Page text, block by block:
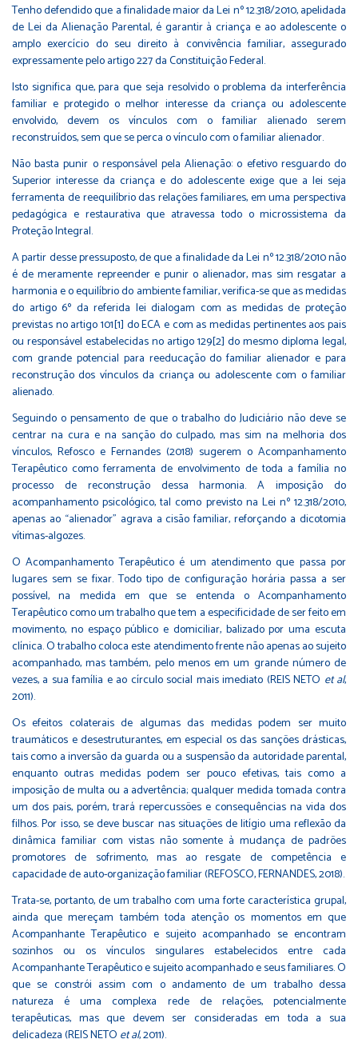
Tenho defendido que a finalidade maior da Lei nº 12.318/2010, apelidada
de Lei da Alienação Parental, é garantir à criança e ao adolescente o
amplo exercício do seu direito à convivência familiar, assegurado
expressamente pelo artigo 227 da Constituição Federal.
Isto significa que, para que seja resolvido o problema da interferência
familiar e protegido o melhor interesse da criança ou adolescente
envolvido, devem os vínculos com o familiar alienado serem
reconstruídos, sem que se perca o vínculo com o familiar alienador.
Não basta punir o responsável pela Alienação: o efetivo resguardo do
Superior interesse da criança e do adolescente exige que a lei seja
ferramenta de reequilíbrio das relações familiares, em uma perspectiva
pedagógica e restaurativa que atravessa todo o microssistema da
Proteção Integral.
A partir desse pressuposto, de que a finalidade da Lei nº 12.318/2010 não
é de meramente repreender e punir o alienador, mas sim resgatar a
harmonia e o equilíbrio do ambiente familiar, verifica-se que as medidas
do artigo 6º da referida lei dialogam com as medidas de proteção
previstas no artigo 101[1] do ECA e com as medidas pertinentes aos pais
ou responsável estabelecidas no artigo 129[2] do mesmo diploma legal,
com grande potencial para reeducação do familiar alienador e para
reconstrução dos vínculos da criança ou adolescente com o familiar
alienado.
Seguindo o pensamento de que o trabalho do Judiciário não deve se
centrar na cura e na sanção do culpado, mas sim na melhoria dos
vínculos, Refosco e Fernandes (2018) sugerem o Acompanhamento
Terapêutico como ferramenta de envolvimento de toda a família no
processo de reconstrução dessa harmonia. A imposição do
acompanhamento psicológico, tal como previsto na Lei nº 12.318/2010,
apenas ao “alienador” agrava a cisão familiar, reforçando a dicotomia
vítimas-algozes.
O Acompanhamento Terapêutico é um atendimento que passa por
lugares sem se fixar. Todo tipo de configuração horária passa a ser
possível, na medida em que se entenda o Acompanhamento
Terapêutico como um trabalho que tem a especificidade de ser feito em
movimento, no espaço público e domiciliar, balizado por uma escuta
clínica. O trabalho coloca este atendimento frente não apenas ao sujeito
acompanhado, mas também, pelo menos em um grande número de
vezes, a sua família e ao círculo social mais imediato (REIS NETO et al,
2011).
Os efeitos colaterais de algumas das medidas podem ser muito
traumáticos e desestruturantes, em especial os das sanções drásticas,
tais como a inversão da guarda ou a suspensão da autoridade parental,
enquanto outras medidas podem ser pouco efetivas, tais como a
imposição de multa ou a advertência; qualquer medida tomada contra
um dos pais, porém, trará repercussões e consequências na vida dos
filhos. Por isso, se deve buscar nas situações de litígio uma reflexão da
dinâmica familiar com vistas não somente à mudança de padrões
promotores de sofrimento, mas ao resgate de competência e
capacidade de auto-organização familiar (REFOSCO, FERNANDES, 2018).
Trata-se, portanto, de um trabalho com uma forte característica grupal,
ainda que mereçam também toda atenção os momentos em que
Acompanhante Terapêutico e sujeito acompanhado se encontram
sozinhos ou os vínculos singulares estabelecidos entre cada
Acompanhante Terapêutico e sujeito acompanhado e seus familiares. O
que se constrói assim com o andamento de um trabalho dessa
natureza é uma complexa rede de relações, potencialmente
terapêuticas, mas que devem ser consideradas em toda a sua
delicadeza (REIS NETO et al, 2011).